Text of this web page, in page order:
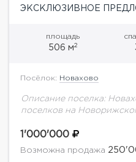
ЭКСКЛЮЗИВНОЕ
площадь
506 м2
Посёлок: Новахово
Описание поселка:
поселков на
заборами с живой
развлекательный
1'000'000
Возможна продажа